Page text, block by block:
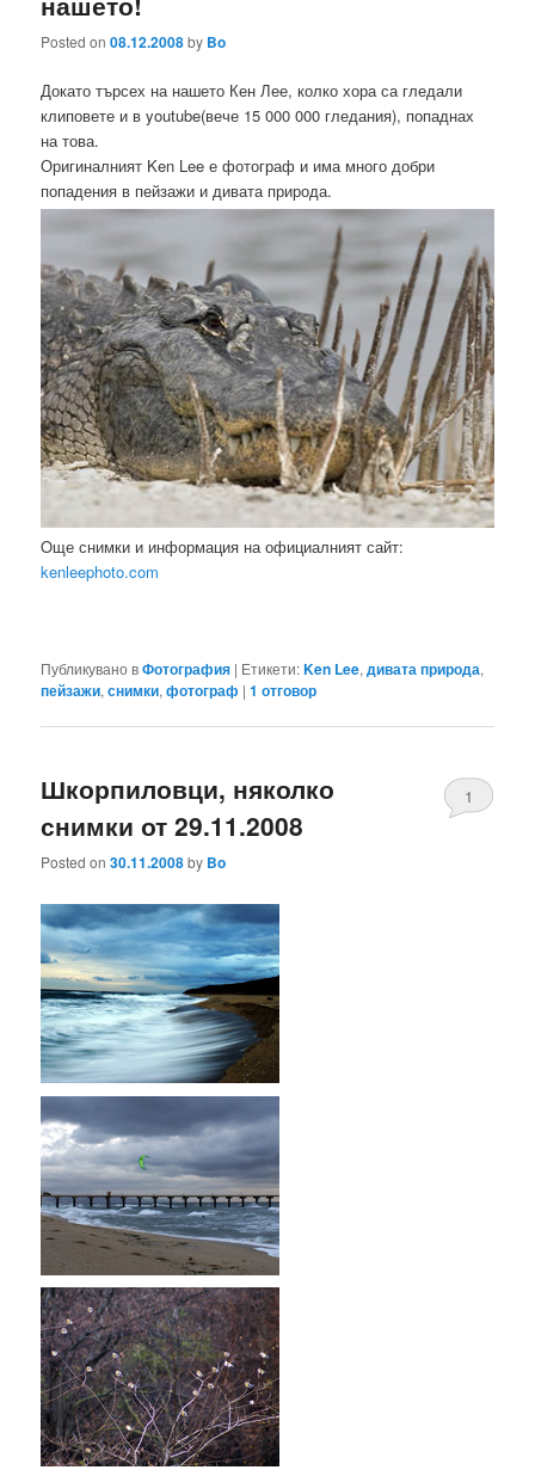
Posted on08.12.2008by Bo
Докато търсех на нашето Кен Лее, колко хора са гледали
клиповете и в youtube(вече 15 000 000 гледания), попаднах
на това.
Оригиналният Ken Lee е фотограф и има много добри
попадения в пейзажи и дивата природа.
Oще снимки и информация на официалният сайт:
kenleephoto.com
Публикувано вФотография | Етикети:Ken Lee,дивата природа,
пейзажи,снимки,фотограф |1 отговор
Шкорпиловци, няколко
снимки от 29.11.2008
Posted on30.11.2008by Bo
1